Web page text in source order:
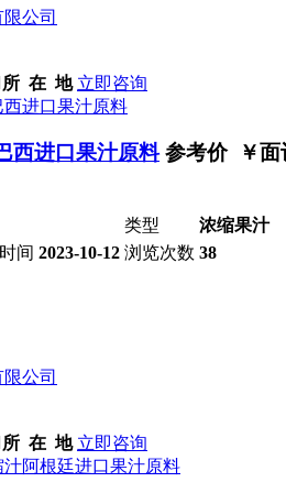
公司
所 在 地 立即咨询
西进口果汁原料 参考价 ￥面
类型
浓缩果汁
间 2023-10-12 浏览次数 38
公司
所 在 地 立即咨询